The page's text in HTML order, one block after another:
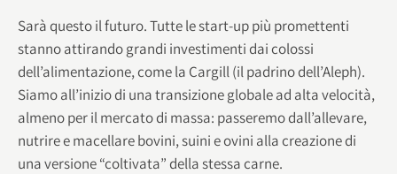
Sarà questo il futuro. Tutte le start-up più promettenti
stanno attirando grandi investimenti dai colossi
dell’alimentazione, come la Cargill (il padrino dell’Aleph).
Siamo all’inizio di una transizione globale ad alta velocità,
almeno per il mercato di massa: passeremo dall’allevare,
nutrire e macellare bovini, suini e ovini alla creazione di
una versione “coltivata” della stessa carne.